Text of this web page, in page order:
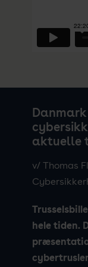
aktuelle
v/ Thomas
hele tiden.